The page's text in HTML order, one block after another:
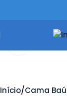
Início Cama Baú